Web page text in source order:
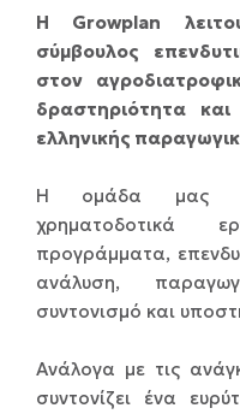
Η Growplan
σύμβουλος
στον
δραστηριότητα
ελληνικής
Η ομάδα μας
χρηματοδοτικά
προγράμματα,
ανάλυση,
συντονισμό και
Ανάλογα με τις
συντονίζει ένα